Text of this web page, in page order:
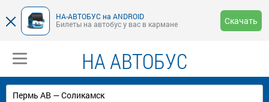
НА-АВТОБУС на ANDROID
Билеты на автобус у вас в кармане
Скачать
НА АВТОБУС